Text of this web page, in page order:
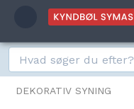
DEKORATIV SYNING